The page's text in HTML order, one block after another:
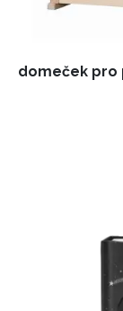
domeček pro